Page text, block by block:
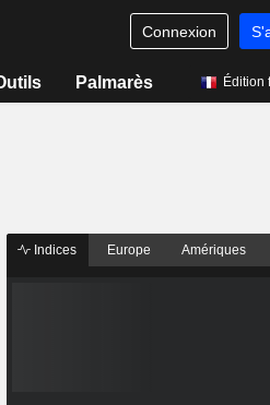
Connexion
Palmarès Édition
Indices Europe Amériques